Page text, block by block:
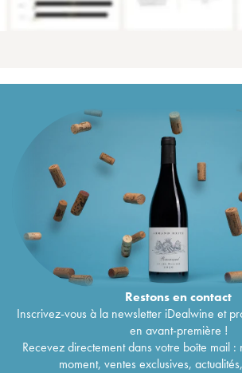
Restons encontact
Inscrivez-vous à la newsletter iDealwine et
en avant-première !
Recevez directement dans votre boîte mail :
moment, ventes exclusives,